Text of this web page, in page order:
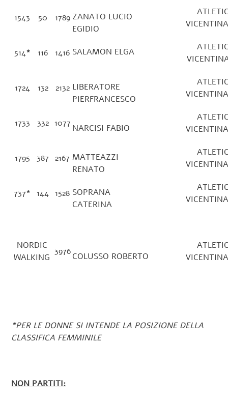
1543 50 1789 ZANATO LUCIO
EGIDIO
514* 116 1416 SALAMON ELGA
1724 132 2132 LIBERATORE
PIERFRANCESCO
1733 332 1077 NARCISI FABIO
1795 387 2167 MATTEAZZI
RENATO
737* 144 1528 SOPRANA
CATERINA
NORDIC
WALKING
3976COLUSSO ROBERTO
*PER LE DONNE SI INTENDE LA POSIZIONE DELLA
CLASSIFICA FEMMINILE
NON PARTITI: